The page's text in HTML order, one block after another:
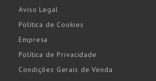
Aviso Legal
Política de Cookies
Empresa
Política de Privacidade
Condições Gerais de Venda